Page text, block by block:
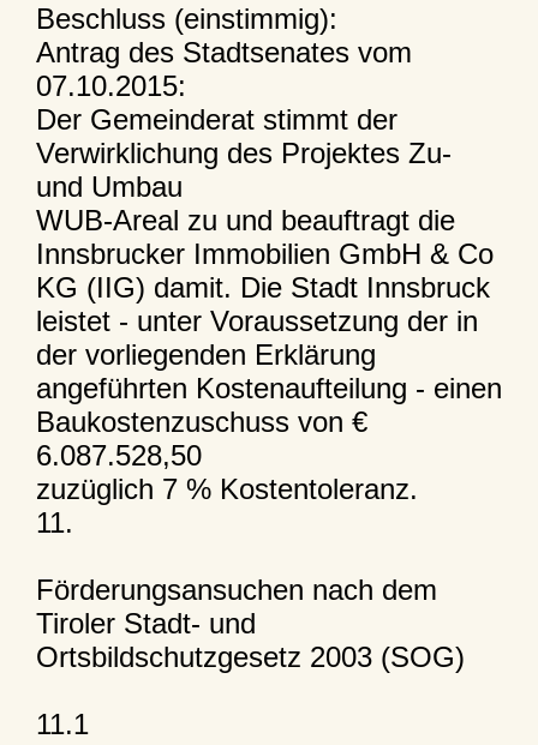
Beschluss (einstimmig):
Antrag des Stadtsenates vom
07.10.2015:
Der Gemeinderat stimmt der
Verwirklichung des Projektes Zu-
und Umbau
WUB-Areal zu und beauftragt die
Innsbrucker Immobilien GmbH & Co
KG (IIG) damit. Die Stadt Innsbruck
leistet - unter Voraussetzung der in
der vorliegenden Erklärung
angeführten Kostenaufteilung - einen
Baukostenzuschuss von €
6.087.528,50
zuzüglich 7 % Kostentoleranz.
11.
Förderungsansuchen nach dem
Tiroler Stadt- und
Ortsbildschutzgesetz 2003 (SOG)
11.1